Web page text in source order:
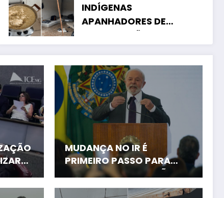
INDÍGENAS
APANHADORES DE
FRANGOS SÃO
RESGATADOS DE
TRABALHO ESCRAVO EM
SP
MUDANÇA NO IR É
PRIMEIRO PASSO PARA
CORRIGIR TRIBUTAÇÃO
EXTORSIVA